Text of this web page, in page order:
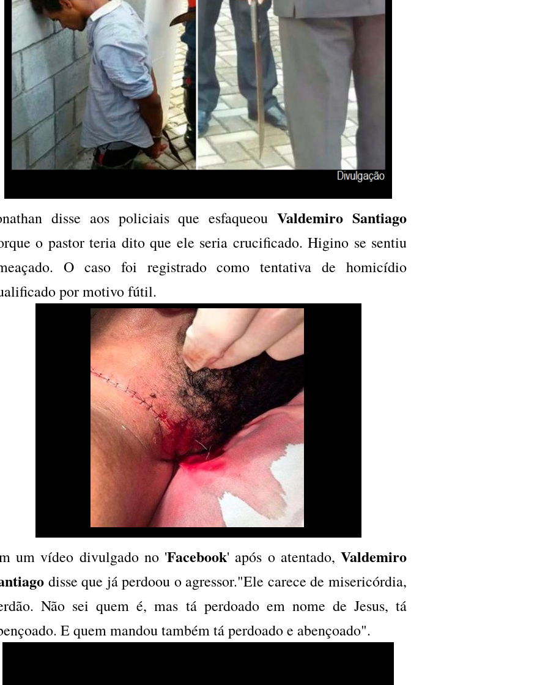
disse aos policiais que esfaqueouValdemiro Santiago
o pastor teria dito que ele seria crucificado. Higino se sentiu
O caso foi registrado como tentativa de homicídio
por motivo fútil.
um vídeo divulgado no 'Facebook' após o atentado,Valdemiro
disse que já perdoou o agressor."Ele carece de misericórdia,
Não sei quem é, mas tá perdoado em nome de Jesus, tá
E quem mandou também tá perdoado e abençoado".